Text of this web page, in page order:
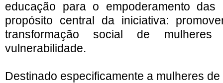
educação para o empoderamento das
propósito central da iniciativa:
transformação social de
vulnerabilidade.
Destinado especificamente a mulheres